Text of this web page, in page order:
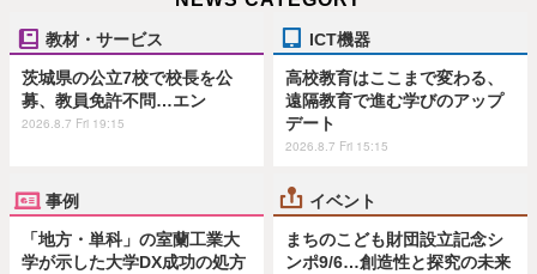
教材・サービス
茨城県の公立7校で校長を公
募、教員免許不問…エン
2026.8.7 Fri 19:15
ICT機器
高校教育はここまで変わる、
遠隔教育で進む学びのアップ
デート
2026.8.7 Fri 15:15
事例
「地方・単科」の室蘭工業大
学が示した大学DX成功の処方
イベント
まちのこども財団設立記念シ
ンポ9/6…創造性と探究の未来